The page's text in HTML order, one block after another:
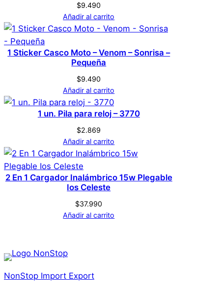
o
n
i
$9.490
Añadir al carrito
1 Sticker Casco Moto – Venom – Sonrisa –
Pequeña
$9.490
Añadir al carrito
1 un. Pila para reloj – 3770
$2.869
Añadir al carrito
2 En 1 Cargador Inalámbrico 15w Plegable
Ios Celeste
$37.990
Añadir al carrito
NonStop Import Export